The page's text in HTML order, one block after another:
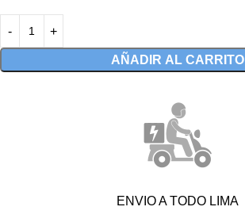
AÑADIR AL CARRITO
ENVIO A TODO LIMA